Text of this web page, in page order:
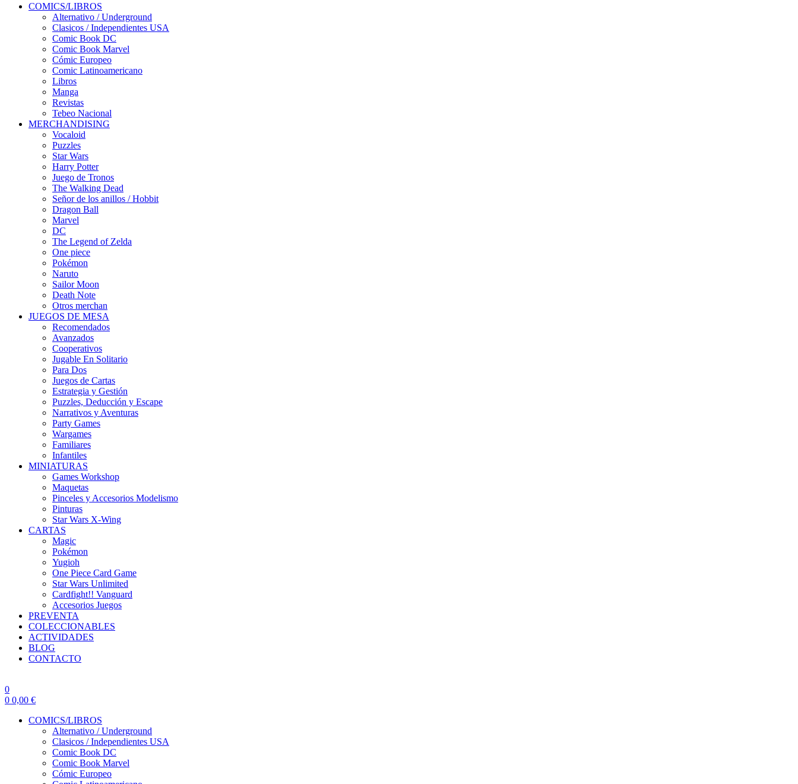
COMICS/LIBROS
Alternativo / Underground
Clasicos / Independientes USA
Comic Book DC
Comic Book Marvel
Cómic Europeo
Comic Latinoamericano
Libros
Manga
Revistas
Tebeo Nacional
MERCHANDISING
Vocaloid
Puzzles
Star Wars
Harry Potter
Juego de Tronos
The Walking Dead
Señor de los anillos / Hobbit
Dragon Ball
Marvel
DC
The Legend of Zelda
One piece
Pokémon
Naruto
Sailor Moon
Death Note
Otros merchan
JUEGOS DE MESA
Recomendados
Avanzados
Cooperativos
Jugable En Solitario
Para Dos
Juegos de Cartas
Estrategia y Gestión
Puzzles, Deducción y Escape
Narrativos y Aventuras
Party Games
Wargames
Familiares
Infantiles
MINIATURAS
Games Workshop
Maquetas
Pinceles y Accesorios Modelismo
Pinturas
Star Wars X-Wing
CARTAS
Magic
Pokémon
Yugioh
One Piece Card Game
Star Wars Unlimited
Cardfight!! Vanguard
Accesorios Juegos
PREVENTA
COLECCIONABLES
ACTIVIDADES
BLOG
CONTACTO
0
0 0,00 €
COMICS/LIBROS
Alternativo / Underground
Clasicos / Independientes USA
Comic Book DC
Comic Book Marvel
Cómic Europeo